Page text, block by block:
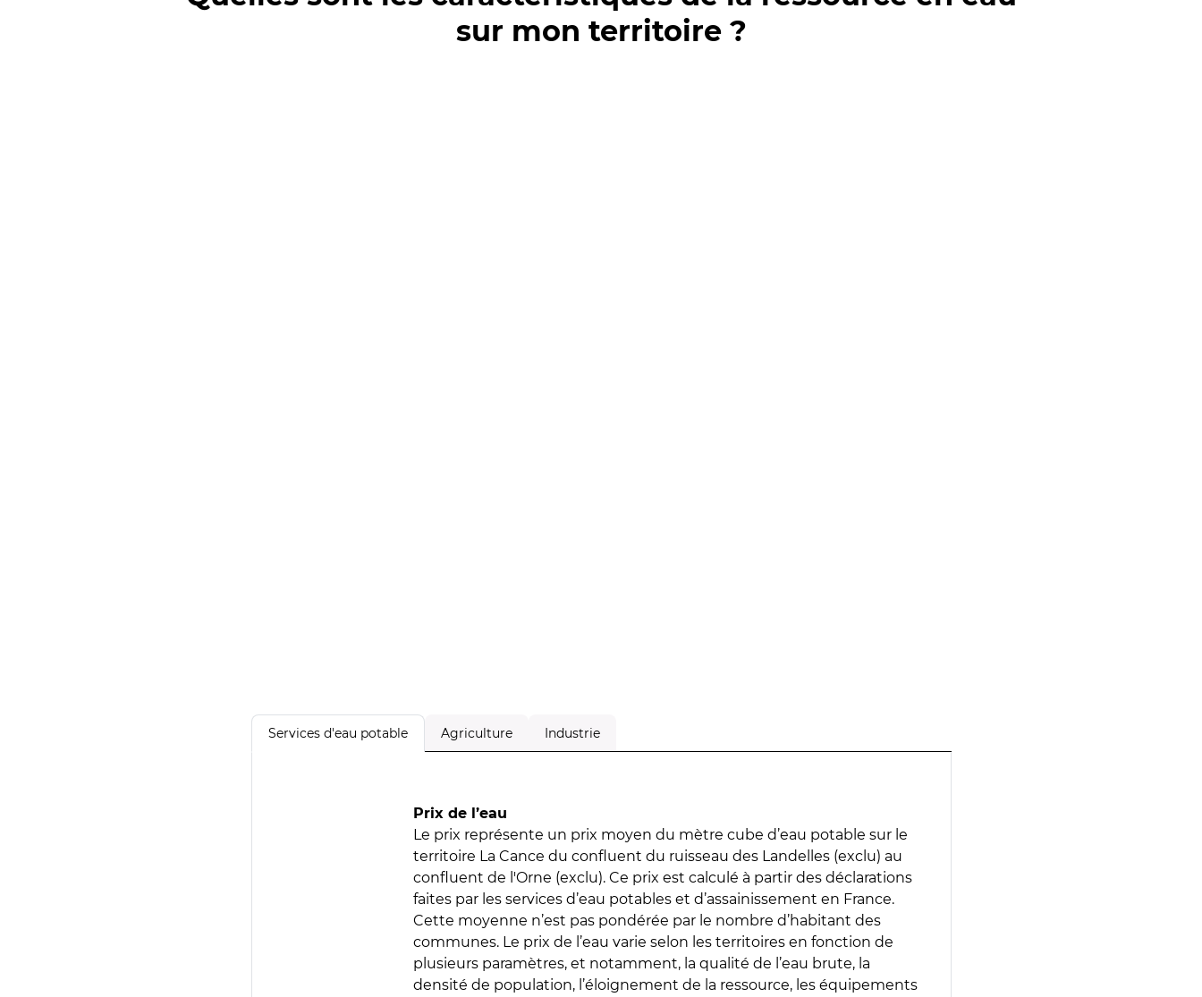
sur mon territoire ?
Services d'eau potable Agriculture Industrie
Prix de l’eau
Le prix représente un prix moyen du mètre cube d’eau potable sur le
territoire La Cance du confluent du ruisseau des Landelles (exclu) au
confluent de l'Orne (exclu). Ce prix est calculé à partir des déclarations
faites par les services d’eau potables et d’assainissement en France.
Cette moyenne n’est pas pondérée par le nombre d’habitant des
communes. Le prix de l’eau varie selon les territoires en fonction de
plusieurs paramètres, et notamment, la qualité de l’eau brute, la
densité de population, l’éloignement de la ressource, les équipements